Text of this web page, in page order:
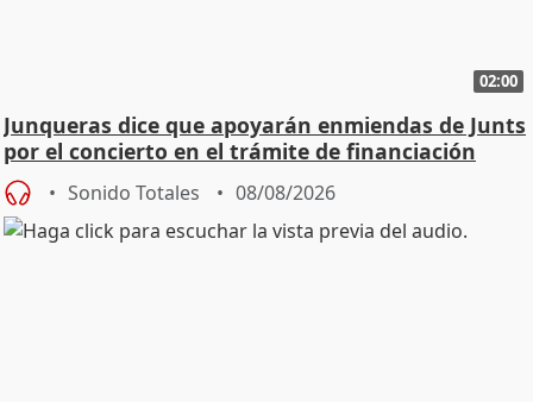
02:00
Junqueras dice que apoyarán enmiendas de Junts
por el concierto en el trámite de financiación
Sonido Totales 08/08/2026